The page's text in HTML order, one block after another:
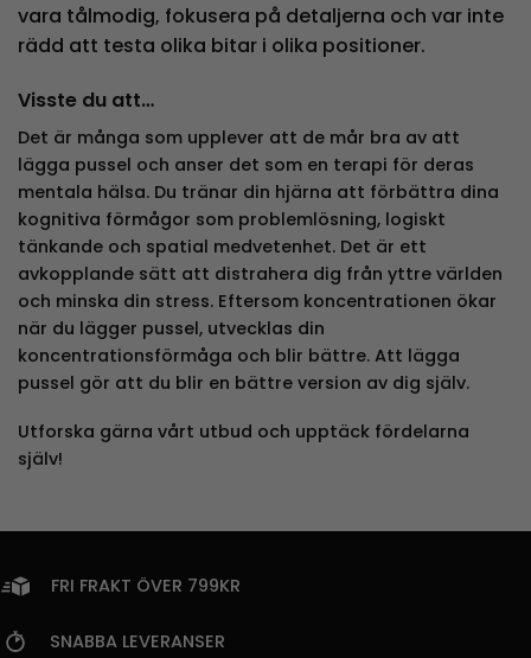
vara tålmodig, fokusera på detaljerna och var inte
rädd att testa olika bitar i olika positioner.
Visste du att…
Det är många som upplever att de mår bra av att
lägga pussel och anser det som en terapi för deras
mentala hälsa. Du tränar din hjärna att förbättra dina
kognitiva förmågor som problemlösning, logiskt
tänkande och spatial medvetenhet. Det är ett
avkopplande sätt att distrahera dig från yttre världen
och minska din stress. Eftersom koncentrationen ökar
när du lägger pussel, utvecklas din
koncentrationsförmåga och blir bättre. Att lägga
pussel gör att du blir en bättre version av dig själv.
Utforska gärna vårt utbud och upptäck fördelarna
själv!
FRI FRAKT ÖVER 799KR
SNABBA LEVERANSER